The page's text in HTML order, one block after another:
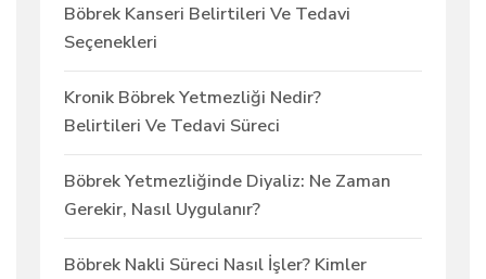
Böbrek Kanseri Belirtileri Ve Tedavi
Seçenekleri
Kronik Böbrek Yetmezliği Nedir?
Belirtileri Ve Tedavi Süreci
Böbrek Yetmezliğinde Diyaliz: Ne Zaman
Gerekir, Nasıl Uygulanır?
Böbrek Nakli Süreci Nasıl İşler? Kimler